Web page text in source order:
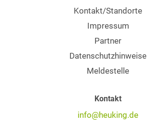
Kontakt/Standorte
Impressum
Partner
Datenschutzhinweise
Meldestelle
Kontakt
info@heuking.de